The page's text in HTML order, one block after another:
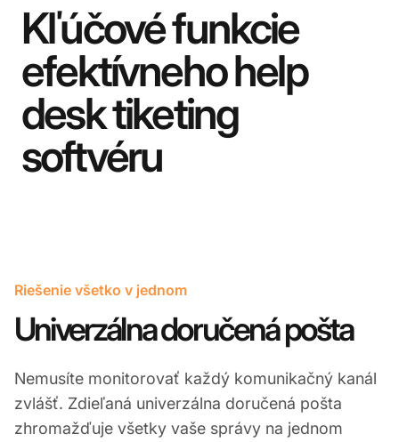
Kľúčové funkcie
efektívneho help
desk tiketing
softvéru
Riešenie všetko v jednom
Univerzálna doručená pošta
Nemusíte monitorovať každý komunikačný kanál
zvlášť. Zdieľaná univerzálna doručená pošta
zhromažďuje všetky vaše správy na jednom